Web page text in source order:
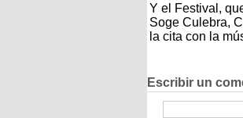
Y el Festival,
Soge Culebra,
la cita con la
Escribir un